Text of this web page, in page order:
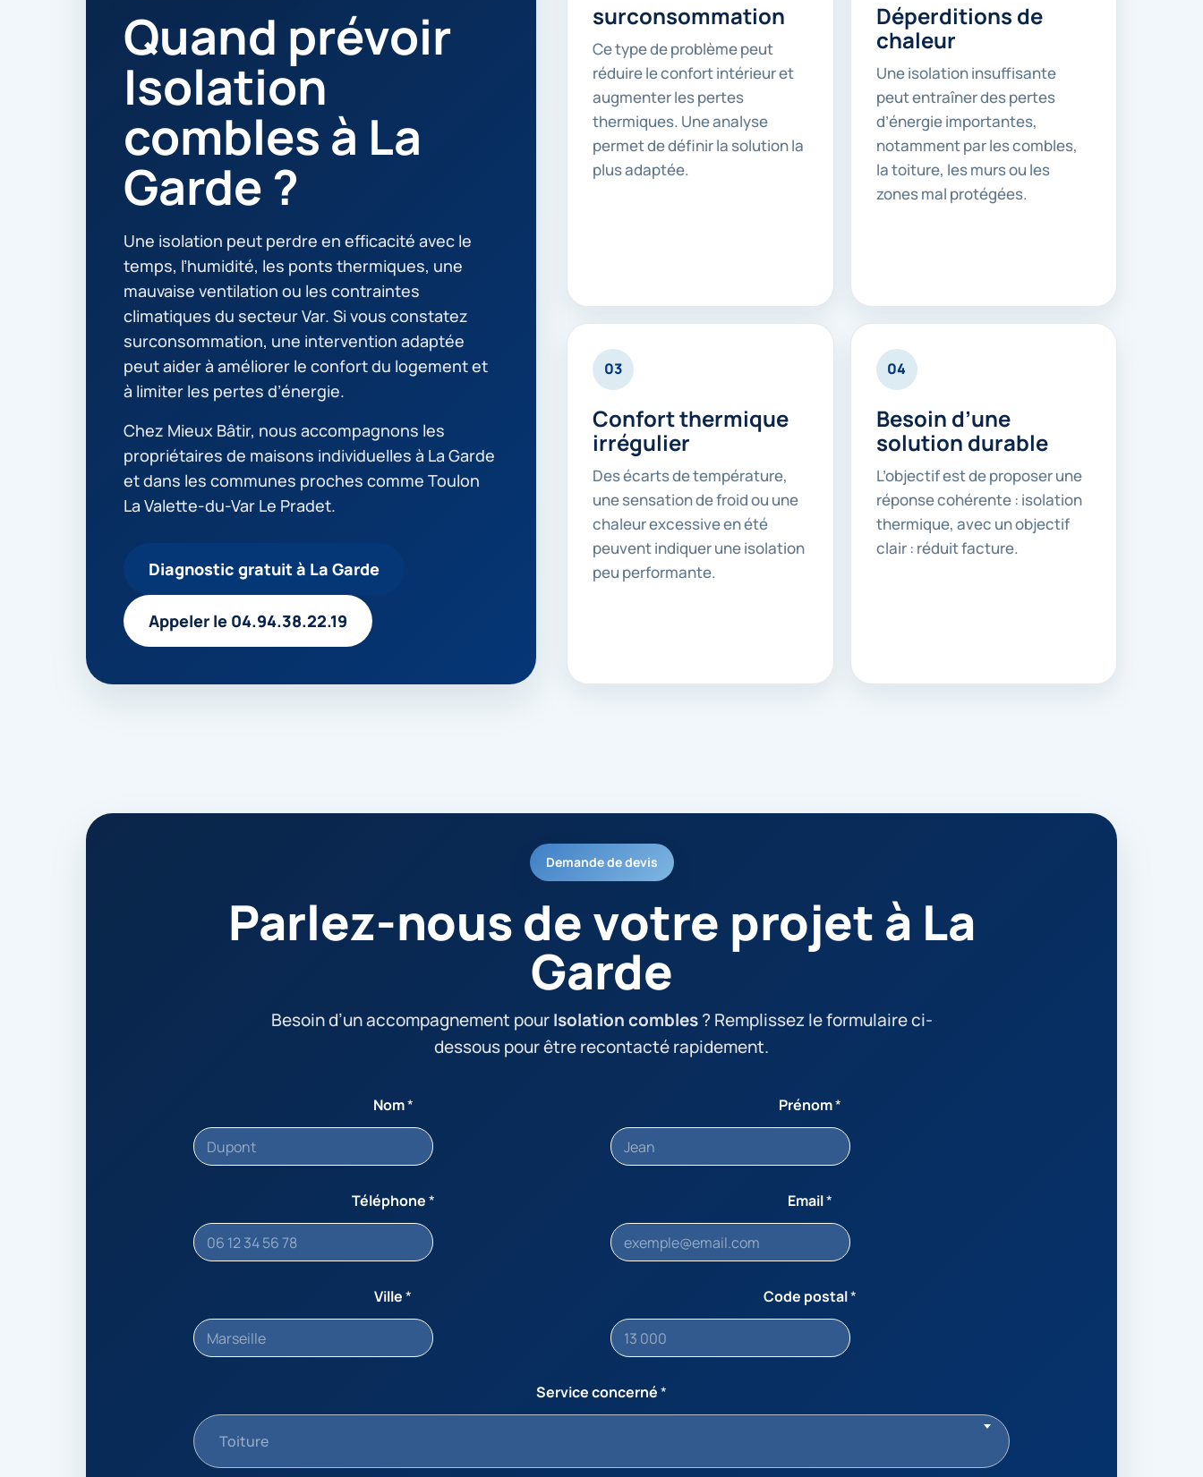
Quand prévoir
Isolation
combles à La
Garde ?
Une isolation peut perdre en efficacité avec le
temps, l’humidité, les ponts thermiques, une
mauvaise ventilation ou les contraintes
climatiques du secteur Var. Si vous constatez
surconsommation, une intervention adaptée
peut aider à améliorer le confort du logement et
à limiter les pertes d’énergie.
Chez Mieux Bâtir, nous accompagnons les
propriétaires de maisons individuelles à La Garde
et dans les communes proches comme Toulon
La Valette-du-Var Le Pradet.
Diagnostic gratuit à La Garde
Appeler le 04.94.38.22.19
surconsommation
Ce type de problème peut
réduire le confort intérieur et
augmenter les pertes
thermiques. Une analyse
permet de définir la solution la
plus adaptée.
Déperditions de
chaleur
Une isolation insuffisante
peut entraîner des pertes
d’énergie importantes,
notamment par les combles,
la toiture, les murs ou les
zones mal protégées.
03
Confort thermique
irrégulier
Des écarts de température,
une sensation de froid ou une
chaleur excessive en été
peuvent indiquer une isolation
peu performante.
04
Besoin d’une
solution durable
L’objectif est de proposer une
réponse cohérente : isolation
thermique, avec un objectif
clair : réduit facture.
Demande de devis
Parlez-nous de votre projet à La
Garde
Besoin d’un accompagnement pourIsolation combles? Remplissez le formulaire ci-
dessous pour être recontacté rapidement.
Nom* Prénom*
Téléphone* Email*
Ville* Code postal*
Service concerné*
Toiture